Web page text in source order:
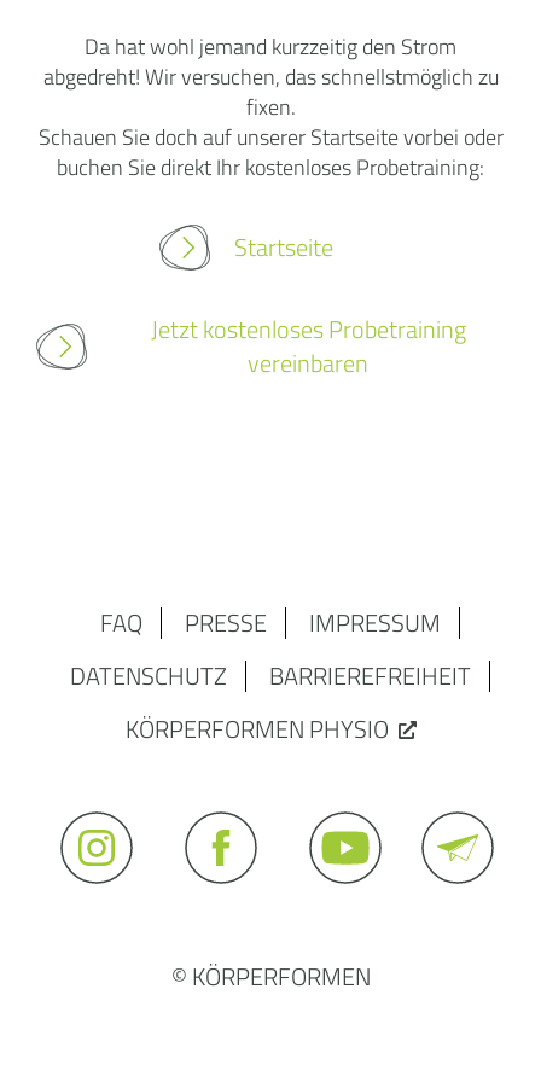
Da hat wohl jemand kurzzeitig den Strom
abgedreht! Wir versuchen, das schnellstmöglich zu
fixen.
Schauen Sie doch auf unserer Startseite vorbei oder
buchen Sie direkt Ihr kostenloses Probetraining:
Startseite
Jetzt kostenloses Probetraining
vereinbaren
FAQ PRESSE
IMPRESSUM
DATENSCHUTZ
BARRIEREFREIHEIT
KÖRPERFORMEN PHYSIO
© KÖRPERFORMEN